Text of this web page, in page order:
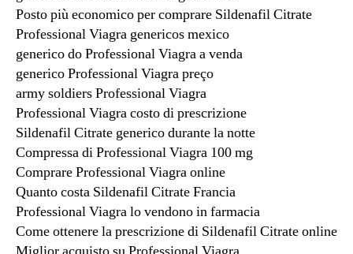
Posto più economico per comprare Sildenafil Citrate
Professional Viagra genericos mexico
generico do Professional Viagra a venda
generico Professional Viagra preço
army soldiers Professional Viagra
Professional Viagra costo di prescrizione
Sildenafil Citrate generico durante la notte
Compressa di Professional Viagra 100 mg
Comprare Professional Viagra online
Quanto costa Sildenafil Citrate Francia
Professional Viagra lo vendono in farmacia
Come ottenere la prescrizione di Sildenafil Citrate online